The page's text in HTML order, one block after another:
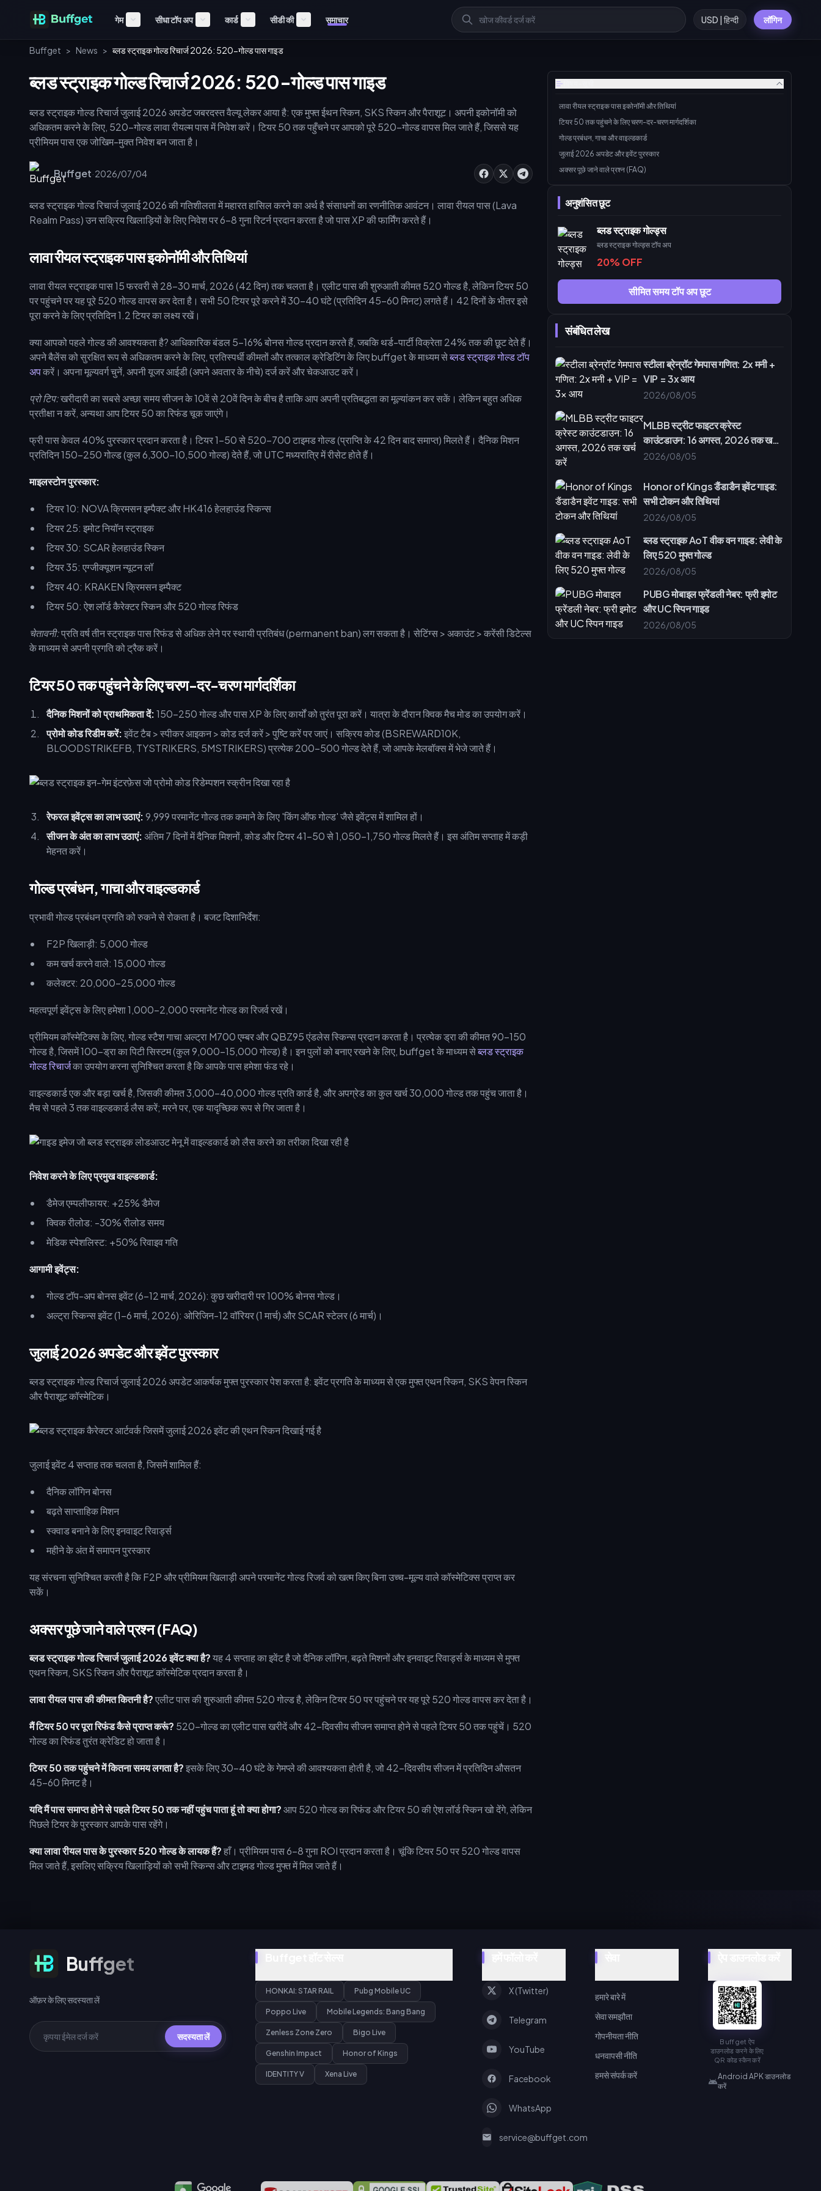
गेम सीधा टॉप अप कार्ड सीडी की समाचार USD | हिन्दी लॉगिन
Buffget > News > ब्लड स्ट्राइक गोल्ड रिचार्ज 2026: 520-गोल्ड पास गाइड
लावा रीयल स्ट्राइक पास इकोनॉमी और तिथियां
टियर 50 तक पहुंचने के लिए चरण-दर-चरण मार्गदर्शिका
गोल्ड प्रबंधन, गाचा और वाइल्डकार्ड
जुलाई 2026 अपडेट और इवेंट पुरस्कार
अक्सर पूछे जाने वाले प्रश्न (FAQ)
अनुशंसित छूट
ब्लड स्ट्राइक गोल्ड्स
ब्लड स्ट्राइक गोल्ड्स टॉप अप
20% OFF
सीमित समय टॉप अप छूट
संबंधित लेख
स्टीला ब्रेन्रॉट गेमपास गणित: 2x मनी +
VIP = 3x आय
2026/08/05
MLBB स्ट्रीट फाइटर क्रेस्ट
काउंटडाउन: 16 अगस्त, 2026 तक खर्च
करें
2026/08/05
Honor of Kings डैंडाडैन इवेंट गाइड:
सभी टोकन और तिथियां
2026/08/05
ब्लड स्ट्राइक AoT वीक वन गाइड: लेवी के
लिए 520 मुफ्त गोल्ड
2026/08/05
PUBG मोबाइल फ्रेंडली नेबर: फ्री इमोट
और UC स्पिन गाइड
2026/08/05
ब्लड स्ट्राइक गोल्ड रिचार्ज 2026: 520-गोल्ड पास गाइड
ब्लड स्ट्राइक गोल्ड रिचार्ज जुलाई 2026 अपडेट जबरदस्त वैल्यू लेकर आया है: एक मुफ्त ईथन स्किन, SKS स्किन और पैराशूट। अपनी इकोनॉमी को
अधिकतम करने के लिए, 520-गोल्ड लावा रीयल्म पास में निवेश करें। टियर 50 तक पहुँचने पर आपको पूरे 520-गोल्ड वापस मिल जाते हैं, जिससे यह
प्रीमियम पास एक जोखिम-मुक्त निवेश बन जाता है।
Buffget·2026/07/04
ब्लड स्ट्राइक गोल्ड रिचार्ज जुलाई 2026 की गतिशीलता में महारत हासिल करने का अर्थ है संसाधनों का रणनीतिक आवंटन। लावा रीयल पास (Lava
Realm Pass) उन सक्रिय खिलाड़ियों के लिए निवेश पर 6-8 गुना रिटर्न प्रदान करता है जो पास XP की फार्मिंग करते हैं।
लावा रीयल स्ट्राइक पास इकोनॉमी और तिथियां
लावा रीयल स्ट्राइक पास 15 फरवरी से 28-30 मार्च, 2026 (42 दिन) तक चलता है। एलीट पास की शुरुआती कीमत 520 गोल्ड है, लेकिन टियर 50
पर पहुंचने पर यह पूरे 520 गोल्ड वापस कर देता है। सभी 50 टियर पूरे करने में 30-40 घंटे (प्रतिदिन 45-60 मिनट) लगते हैं। 42 दिनों के भीतर इसे
पूरा करने के लिए प्रतिदिन 1.2 टियर का लक्ष्य रखें।
क्या आपको पहले गोल्ड की आवश्यकता है? आधिकारिक बंडल 5-16% बोनस गोल्ड प्रदान करते हैं, जबकि थर्ड-पार्टी विक्रेता 24% तक की छूट देते हैं।
अपने बैलेंस को सुरक्षित रूप से अधिकतम करने के लिए, प्रतिस्पर्धी कीमतों और तत्काल क्रेडिटिंग के लिए buffget के माध्यम सेब्लड स्ट्राइक गोल्ड टॉप
अपकरें। अपना मूल्यवर्ग चुनें, अपनी यूजर आईडी (अपने अवतार के नीचे) दर्ज करें और चेकआउट करें।
प्रो टिप:खरीदारी का सबसे अच्छा समय सीजन के 10वें से 20वें दिन के बीच है ताकि आप अपनी प्रतिबद्धता का मूल्यांकन कर सकें। लेकिन बहुत अधिक
प्रतीक्षा न करें, अन्यथा आप टियर 50 का रिफंड चूक जाएंगे।
फ्री पास केवल 40% पुरस्कार प्रदान करता है। टियर 1-50 से 520-700 टाइमड गोल्ड (प्राप्ति के 42 दिन बाद समाप्त) मिलते हैं। दैनिक मिशन
प्रतिदिन 150-250 गोल्ड (कुल 6,300-10,500 गोल्ड) देते हैं, जो UTC मध्यरात्रि में रीसेट होते हैं।
माइलस्टोन पुरस्कार:
टियर 10: NOVA क्रिमसन इम्पैक्ट और HK416 हेलहाउंड स्किन्स
टियर 25: इमोट नियॉन स्ट्राइक
टियर 30: SCAR हेलहाउंड स्किन
टियर 35: एग्जीक्यूशन न्यूटन लॉ
टियर 40: KRAKEN क्रिमसन इम्पैक्ट
टियर 50: ऐश लॉर्ड कैरेक्टर स्किन और 520 गोल्ड रिफंड
चेतावनी:प्रति वर्ष तीन स्ट्राइक पास रिफंड से अधिक लेने पर स्थायी प्रतिबंध (permanent ban) लग सकता है। सेटिंग्स > अकाउंट > करेंसी डिटेल्स
के माध्यम से अपनी प्रगति को ट्रैक करें।
टियर 50 तक पहुंचने के लिए चरण-दर-चरण मार्गदर्शिका
दैनिक मिशनों को प्राथमिकता दें:150-250 गोल्ड और पास XP के लिए कार्यों को तुरंत पूरा करें। यात्रा के दौरान क्विक मैच मोड का उपयोग करें।
प्रोमो कोड रिडीम करें:इवेंट टैब > स्पीकर आइकन > कोड दर्ज करें > पुष्टि करें पर जाएं। सक्रिय कोड (BSREWARD10K,
BLOODSTRIKEFB, TYSTRIKERS, 5MSTRIKERS) प्रत्येक 200-500 गोल्ड देते हैं, जो आपके मेलबॉक्स में भेजे जाते हैं।
रेफरल इवेंट्स का लाभ उठाएं:9,999 परमानेंट गोल्ड तक कमाने के लिए 'किंग ऑफ गोल्ड' जैसे इवेंट्स में शामिल हों।
सीजन के अंत का लाभ उठाएं:अंतिम 7 दिनों में दैनिक मिशनों, कोड और टियर 41-50 से 1,050-1,750 गोल्ड मिलते हैं। इस अंतिम सप्ताह में कड़ी
मेहनत करें।
गोल्ड प्रबंधन, गाचा और वाइल्डकार्ड
प्रभावी गोल्ड प्रबंधन प्रगति को रुकने से रोकता है। बजट दिशानिर्देश:
F2P खिलाड़ी: 5,000 गोल्ड
कम खर्च करने वाले: 15,000 गोल्ड
कलेक्टर: 20,000-25,000 गोल्ड
महत्वपूर्ण इवेंट्स के लिए हमेशा 1,000-2,000 परमानेंट गोल्ड का रिजर्व रखें।
प्रीमियम कॉस्मेटिक्स के लिए, गोल्ड स्टैश गाचा अल्ट्रा M700 एम्बर और QBZ95 एंडलेस स्किन्स प्रदान करता है। प्रत्येक ड्रा की कीमत 90-150
गोल्ड है, जिसमें 100-ड्रा का पिटी सिस्टम (कुल 9,000-15,000 गोल्ड) है। इन पुलों को बनाए रखने के लिए, buffget के माध्यम सेब्लड स्ट्राइक
गोल्ड रिचार्जका उपयोग करना सुनिश्चित करता है कि आपके पास हमेशा फंड रहे।
वाइल्डकार्ड एक और बड़ा खर्च है, जिसकी कीमत 3,000-40,000 गोल्ड प्रति कार्ड है, और अपग्रेड का कुल खर्च 30,000 गोल्ड तक पहुंच जाता है।
मैच से पहले 3 तक वाइल्डकार्ड लैस करें; मरने पर, एक यादृच्छिक रूप से गिर जाता है।
निवेश करने के लिए प्रमुख वाइल्डकार्ड:
डैमेज एम्पलीफायर: +25% डैमेज
क्विक रीलोड: -30% रीलोड समय
मेडिक स्पेशलिस्ट: +50% रिवाइव गति
आगामी इवेंट्स:
गोल्ड टॉप-अप बोनस इवेंट (6-12 मार्च, 2026): कुछ खरीदारी पर 100% बोनस गोल्ड।
अल्ट्रा स्किन्स इवेंट (1-6 मार्च, 2026): ओरिजिन-12 वॉरियर (1 मार्च) और SCAR स्टेलर (6 मार्च)।
जुलाई 2026 अपडेट और इवेंट पुरस्कार
ब्लड स्ट्राइक गोल्ड रिचार्ज जुलाई 2026 अपडेट आकर्षक मुफ्त पुरस्कार पेश करता है: इवेंट प्रगति के माध्यम से एक मुफ्त एथन स्किन, SKS वेपन स्किन
और पैराशूट कॉस्मेटिक।
जुलाई इवेंट 4 सप्ताह तक चलता है, जिसमें शामिल हैं:
दैनिक लॉगिन बोनस
बढ़ते साप्ताहिक मिशन
स्क्वाड बनाने के लिए इनवाइट रिवार्ड्स
महीने के अंत में समापन पुरस्कार
यह संरचना सुनिश्चित करती है कि F2P और प्रीमियम खिलाड़ी अपने परमानेंट गोल्ड रिजर्व को खत्म किए बिना उच्च-मूल्य वाले कॉस्मेटिक्स प्राप्त कर
सकें।
अक्सर पूछे जाने वाले प्रश्न (FAQ)
ब्लड स्ट्राइक गोल्ड रिचार्ज जुलाई 2026 इवेंट क्या है?यह 4 सप्ताह का इवेंट है जो दैनिक लॉगिन, बढ़ते मिशनों और इनवाइट रिवार्ड्स के माध्यम से मुफ्त
एथन स्किन, SKS स्किन और पैराशूट कॉस्मेटिक प्रदान करता है।
लावा रीयल पास की कीमत कितनी है?एलीट पास की शुरुआती कीमत 520 गोल्ड है, लेकिन टियर 50 पर पहुंचने पर यह पूरे 520 गोल्ड वापस कर देता है।
मैं टियर 50 पर पूरा रिफंड कैसे प्राप्त करूं? 520-गोल्ड का एलीट पास खरीदें और 42-दिवसीय सीजन समाप्त होने से पहले टियर 50 तक पहुंचें। 520
गोल्ड का रिफंड तुरंत क्रेडिट हो जाता है।
टियर 50 तक पहुंचने में कितना समय लगता है?इसके लिए 30-40 घंटे के गेमप्ले की आवश्यकता होती है, जो 42-दिवसीय सीजन में प्रतिदिन औसतन
45-60 मिनट है।
यदि मैं पास समाप्त होने से पहले टियर 50 तक नहीं पहुंच पाता हूं तो क्या होगा?आप 520 गोल्ड का रिफंड और टियर 50 की ऐश लॉर्ड स्किन खो देंगे, लेकिन
पिछले टियर के पुरस्कार आपके पास रहेंगे।
क्या लावा रीयल पास के पुरस्कार 520 गोल्ड के लायक हैं?हाँ। प्रीमियम पास 6-8 गुना ROI प्रदान करता है। चूंकि टियर 50 पर 520 गोल्ड वापस
मिल जाते हैं, इसलिए सक्रिय खिलाड़ियों को सभी स्किन्स और टाइमड गोल्ड मुफ्त में मिल जाते हैं।
ऑफ़र के लिए सदस्यता लेंBuffget
ऑफ़र के लिए सदस्यता लें
सदस्यता लें
HONKAI: STAR RAIL Pubg Mobile UC
Poppo Live Mobile Legends: Bang Bang
Zenless Zone Zero Bigo Live
Genshin Impact Honor of Kings
IDENTITY V Xena Live
X (Twitter)
Telegram
YouTube
Facebook
WhatsApp
service@buffget.com
हमारे बारे में
सेवा समझौता
गोपनीयता नीति
धनवापसी नीति
हमसे संपर्क करें
Buffget ऐप
डाउनलोड करने के लिए
QR कोड स्कैन करें
Android APK डाउनलोड
करें